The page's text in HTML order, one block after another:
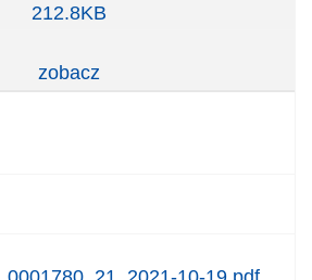
212.8KB
zobacz